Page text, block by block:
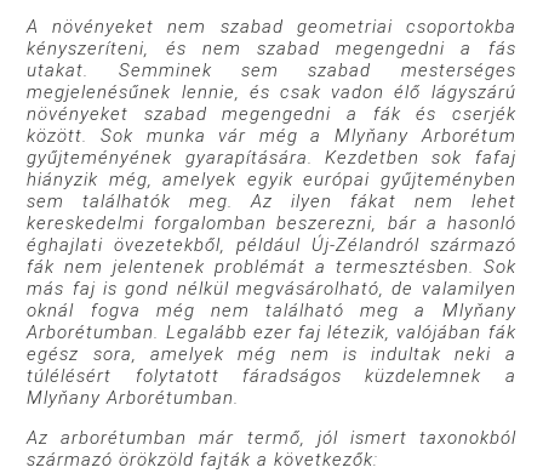
A növényeket nem szabad geometriai csoportokba
kényszeríteni, és nem szabad megengedni a fás
utakat. Semminek sem szabad mesterséges
megjelenésűnek lennie, és csak vadon élő lágyszárú
növényeket szabad megengedni a fák és cserjék
között. Sok munka vár még a Mlyňany Arborétum
gyűjteményének gyarapítására. Kezdetben sok fafaj
hiányzik még, amelyek egyik európai gyűjteményben
sem találhatók meg. Az ilyen fákat nem lehet
kereskedelmi forgalomban beszerezni, bár a hasonló
éghajlati övezetekből, például Új-Zélandról származó
fák nem jelentenek problémát a termesztésben. Sok
más faj is gond nélkül megvásárolható, de valamilyen
oknál fogva még nem található meg a Mlyňany
Arborétumban. Legalább ezer faj létezik, valójában fák
egész sora, amelyek még nem is indultak neki a
túlélésért folytatott fáradságos küzdelemnek a
Mlyňany Arborétumban.
Az arborétumban már termő, jól ismert taxonokból
származó örökzöld fajták a következők: